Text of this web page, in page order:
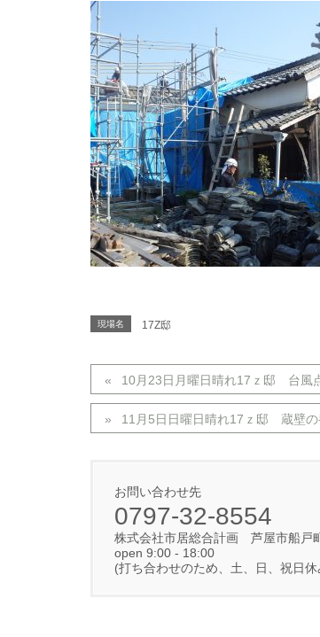
現場名 17Z邸
10月23日月曜日晴れ17ｚ邸 台風
11月5日日曜日晴れ17ｚ邸 蔵壁の
お問い合わせ先
0797-32-8554
株式会社市居総合計画 芦屋市船戸
open 9:00 - 18:00
(打ち合わせのため、土、日、祝日休